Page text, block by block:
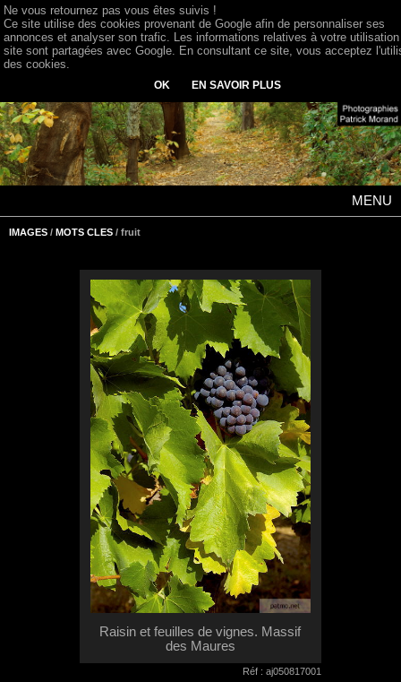
MENU
IMAGES / MOTS CLES / fruit
Raisin et feuilles de vignes. Massif
des Maures
Réf : aj050817001
Ne vous retournez pas vous êtes suivis !
Ce site utilise des cookies provenant de Google afin de personnaliser ses
annonces et analyser son trafic. Les informations relatives à votre
site sont partagées avec Google. En consultant ce site, vous acceptez
des cookies.
OK EN SAVOIR PLUS